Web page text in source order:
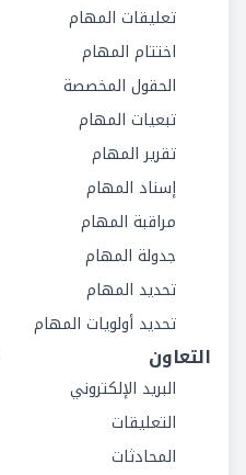
تعليقات المهام
اختتام المهام
الحقول المخصصة
تبعيات المهام
تقرير المهام
إسناد المهام
مراقبة المهام
جدولة المهام
تحديد المهام
تحديد أولويات المهام
التعاون
البريد الإلكتروني
التعليقات
المحادثات